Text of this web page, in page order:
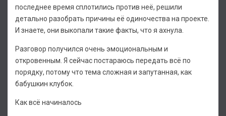
последнее время сплотились против неё, решили
детально разобрать причины её одиночества на проекте.
И знаете, они выкопали такие факты, что я ахнула.
Разговор получился очень эмоциональным и
откровенным. Я сейчас постараюсь передать всё по
порядку, потому что тема сложная и запутанная, как
бабушкин клубок.
Как всё начиналось